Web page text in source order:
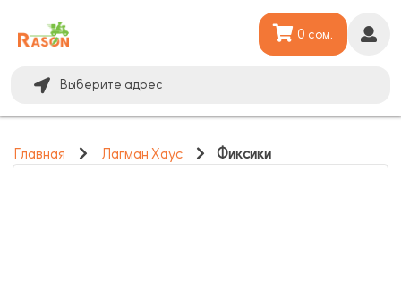
Выберите адрес
0 сом.
Главная Лагман Хаус Фиксики